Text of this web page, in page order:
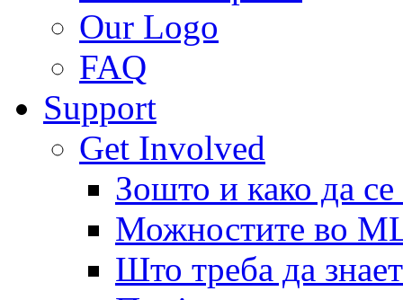
Our Logo
FAQ
Support
Get Involved
Зошто и како да
Можностите во
Што треба да